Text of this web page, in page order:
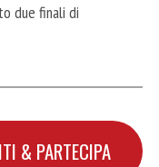
due finali di
& PARTECIPA